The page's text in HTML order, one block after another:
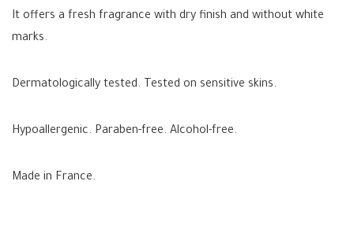
It offers a fresh fragrance with dry finish and without white
marks.
Dermatologically tested. Tested on sensitive skins.
Hypoallergenic. Paraben-free. Alcohol-free.
Made in France.